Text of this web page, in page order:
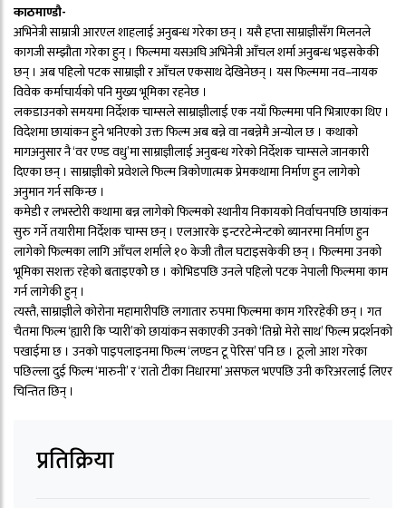
काठमाण्डौ-
अभिनेत्री साम्रात्री आरएल शाहलाई अनुबन्ध गरेका छन् । यसै हप्ता साम्राज्ञीसँग मिलनले
कागजी सम्झौता गरेका हुन् । फिल्ममा यसअघि अभिनेत्री आँचल शर्मा अनुबन्ध भइसकेकी
छन् । अब पहिलो पटक साम्राज्ञी र आँचल एकसाथ देखिनेछन् । यस फिल्ममा नव–नायक
विवेक कर्माचार्यको पनि मुख्य भूमिका रहनेछ ।
लकडाउनको समयमा निर्देशक चाम्सले साम्राज्ञीलाई एक नयाँ फिल्ममा पनि भित्राएका थिए ।
विदेशमा छायांकन हुने भनिएको उक्त फिल्म अब बन्ने वा नबन्नेमै अन्योल छ । कथाको
मागअनुसार नै ‘वर एण्ड वधु’मा साम्राज्ञीलाई अनुबन्ध गरेको निर्देशक चाम्सले जानकारी
दिएका छन् । साम्राज्ञीको प्रवेशले फिल्म त्रिकोणात्मक प्रेमकथामा निर्माण हुन लागेको
अनुमान गर्न सकिन्छ ।
कमेडी र लभस्टोरी कथामा बन्न लागेको फिल्मको स्थानीय निकायको निर्वाचनपछि छायांकन
सुरु गर्ने तयारीमा निर्देशक चाम्स छन् । एलआरके इन्टरटेन्मेन्टको ब्यानरमा निर्माण हुन
लागेको फिल्मका लागि आँचल शर्माले १० केजी तौल घटाइसकेकी छन् । फिल्ममा उनको
भूमिका सशक्त रहेको बताइएकोे छ । कोभिडपछि उनले पहिलो पटक नेपाली फिल्ममा काम
गर्न लागेकी हुन् ।
त्यस्तै, साम्राज्ञीले कोरोना महामारीपछि लगातार रुपमा फिल्ममा काम गरिरहेकी छन् । गत
चैतमा फिल्म ‘ह्यारी कि प्यारी’को छायांकन सकाएकी उनको ‘तिम्रो मेरो साथ’ फिल्म प्रदर्शनको
पखाईमा छ । उनको पाइपलाइनमा फिल्म ‘लण्डन टू पेरिस’ पनि छ । ठूलो आश गरेका
पछिल्ला दुई फिल्म ‘मारुनी’ र ‘रातो टीका निधारमा’ असफल भएपछि उनी करिअरलाई लिएर
चिन्तित छिन् ।
प्रतिक्रिया